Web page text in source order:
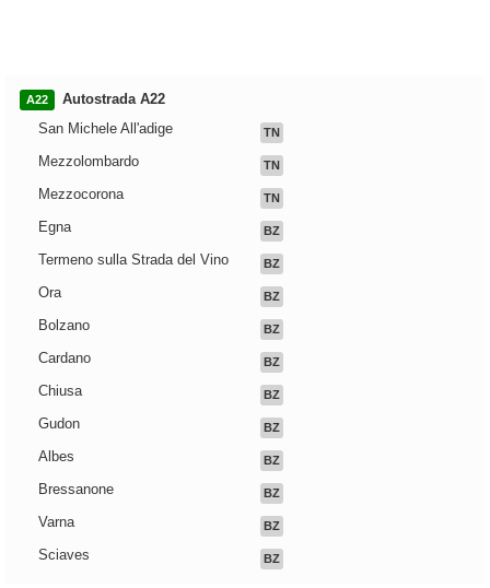
A22
Autostrada A22
San Michele All'adige
TN
Mezzolombardo TN
Mezzocorona TN
Egna BZ
Termeno sulla Strada del Vino BZ
Ora BZ
Bolzano BZ
Cardano BZ
Chiusa BZ
Gudon BZ
Albes BZ
Bressanone BZ
Varna BZ
Sciaves BZ